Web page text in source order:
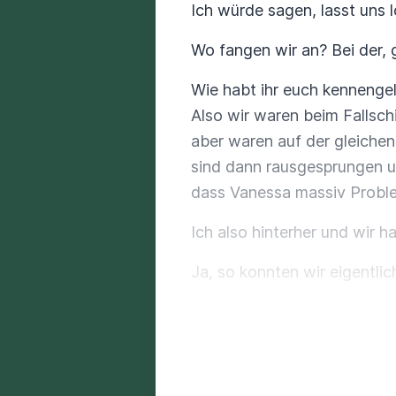
Ich würde sagen, lasst uns
Wo fangen wir an? Bei
Wie habt ihr euch
Also wir waren beim
aber waren auf der
sind dann rausgesprungen
dass Vanessa massiv
Ich also hinterher und wir
Ja, so konnten wir